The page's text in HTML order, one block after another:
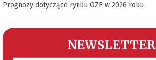
Prognozy dotyczące rynku OZE w 2026 roku
NEWSLETTER